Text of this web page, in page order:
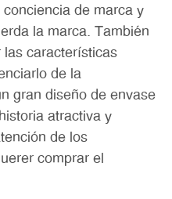
de marca y
la marca. También
las características
de la
gran diseño de envase
atractiva y
de los
comprar el